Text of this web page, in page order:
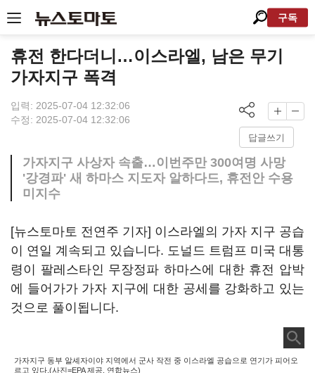
구독
휴전 한다더니…이스라엘, 남은 무기
가자지구 폭격
입력: 2025-07-04 12:32:06
수정: 2025-07-04 12:32:06
답글쓰기
가자지구 사상자 속출…이번주만 300여명 사망
'강경파' 새 하마스 지도자 알하다드, 휴전안 수용
미지수
[뉴스토마토 전연주 기자] 이스라엘의 가자 지구 공습
이 연일 계속되고 있습니다. 도널드 트럼프 미국 대통
령이 팔레스타인 무장정파 하마스에 대한 휴전 압박
에 들어가가 가자 지구에 대한 공세를 강화하고 있는
것으로 풀이됩니다.
가자지구 동부 알셰자이야 지역에서 군사 작전 중 이스라엘 공습으로 연기가 피어오
르고 있다.(사진=EPA 제공, 연합뉴스)